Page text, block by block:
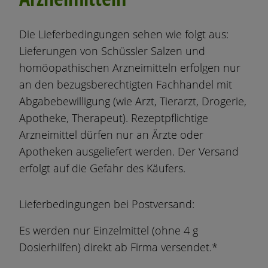
Die Lieferbedingungen sehen wie folgt aus:
Lieferungen von Schüssler Salzen und
homöopathischen Arzneimitteln erfolgen nur
an den bezugsberechtigten Fachhandel mit
Abgabebewilligung (wie Arzt, Tierarzt, Drogerie,
Apotheke, Therapeut). Rezeptpflichtige
Arzneimittel dürfen nur an Ärzte oder
Apotheken ausgeliefert werden. Der Versand
erfolgt auf die Gefahr des Käufers.
Lieferbedingungen bei Postversand:
Es werden nur Einzelmittel (ohne 4 g
Dosierhilfen) direkt ab Firma versendet.*